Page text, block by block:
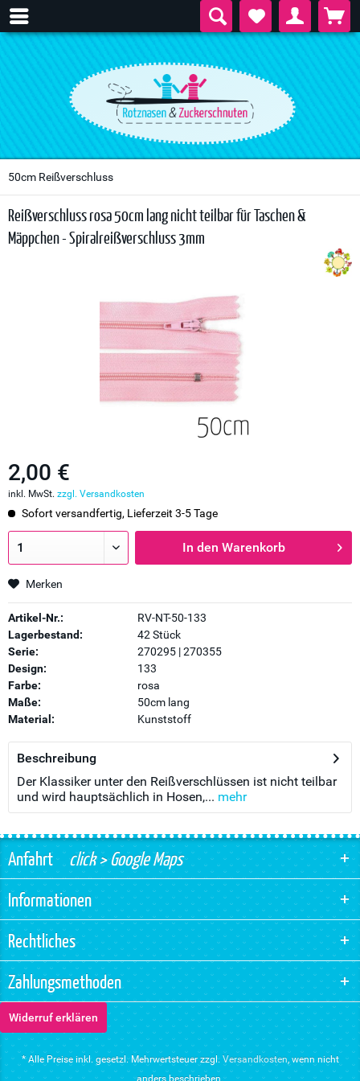
50cm Reißverschluss
Reißverschluss rosa 50cm lang nicht teilbar für Taschen &
Mäppchen - Spiralreißverschluss 3mm
2,00 €
inkl. MwSt. zzgl. Versandkosten
Sofort versandfertig, Lieferzeit 3-5 Tage
In den Warenkorb
Merken
Artikel-Nr.:
RV-NT-50-133
Lagerbestand:
42 Stück
Serie:
270295 | 270355
Design:
133
Farbe:
rosa
Maße:
50cm lang
Material:
Kunststoff
Beschreibung
Der Klassiker unter den Reißverschlüssen ist nicht teilbar
und wird hauptsächlich in Hosen,... mehr
Anfahrtclick > Google Maps
Informationen
Rechtliches
Zahlungsmethoden
Widerruf erklären
* Alle Preise inkl. gesetzl. Mehrwertsteuer zzgl. Versandkosten, wenn nicht